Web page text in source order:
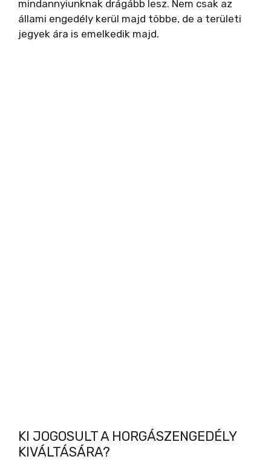
mindannyiunknak drágább lesz. Nem csak az
állami engedély kerül majd többe, de a területi
jegyek ára is emelkedik majd.
KI JOGOSULT A HORGÁSZENGEDÉLY
KIVÁLTÁSÁRA?